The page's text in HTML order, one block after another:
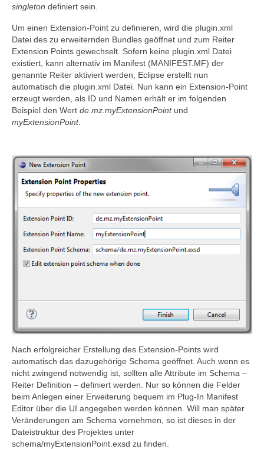
singleton definiert sein.
Um einen Extension-Point zu definieren, wird die plugin.xml
Datei des zu erweiternden Bundles geöffnet und zum Reiter
Extension Points gewechselt. Sofern keine plugin.xml Datei
existiert, kann alternativ im Manifest (MANIFEST.MF) der
genannte Reiter aktiviert werden, Eclipse erstellt nun
automatisch die plugin.xml Datei. Nun kann ein Extension-Point
erzeugt werden, als ID und Namen erhält er im folgenden
Beispiel den Wert de.mz.myExtensionPointund
myExtensionPoint.
Nach erfolgreicher Erstellung des Extension-Points wird
automatisch das dazugehörige Schema geöffnet. Auch wenn es
nicht zwingend notwendig ist, sollten alle Attribute im Schema –
Reiter Definition – definiert werden. Nur so können die Felder
beim Anlegen einer Erweiterung bequem im Plug-In Manifest
Editor über die UI angegeben werden können. Will man später
Veränderungen am Schema vornehmen, so ist dieses in der
Dateistruktur des Projektes unter
schema/myExtensionPoint.exsd zu finden.